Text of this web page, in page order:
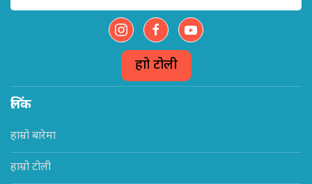
हाम्रो टोली
लिंक
हाम्रो बारेमा
हाम्रो टोली